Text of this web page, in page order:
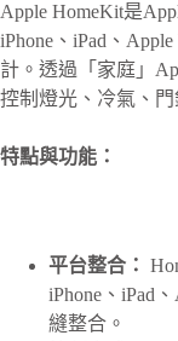
Apple HomeKit是
iPhone、iPad、
計。透過「家庭」
控制燈光、冷氣、
特點與功能：
平台整合：
iPhone、iPad
縫整合。